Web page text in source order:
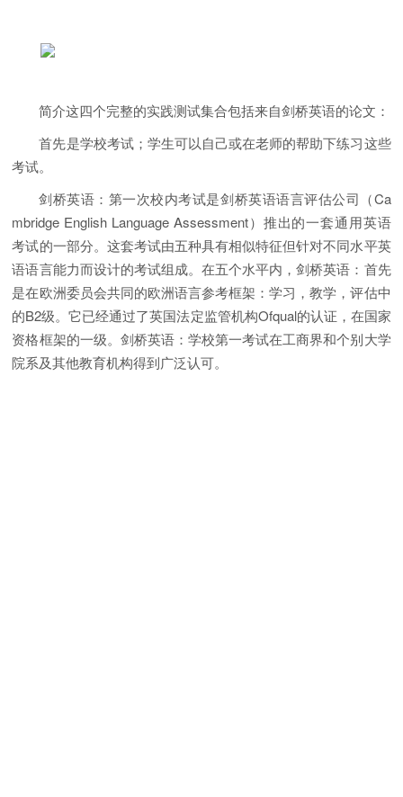
简介这四个完整的实践测试集合包括来自剑桥英语的论文：
首先是学校考试；学生可以自己或在老师的帮助下练习这些
考试。
剑桥英语：第一次校内考试是剑桥英语语言评估公司（Ca
mbridge English Language Assessment）推出的一套通用英语
考试的一部分。这套考试由五种具有相似特征但针对不同水平英
语语言能力而设计的考试组成。在五个水平内，剑桥英语：首先
是在欧洲委员会共同的欧洲语言参考框架：学习，教学，评估中
的B2级。它已经通过了英国法定监管机构Ofqual的认证，在国家
资格框架的一级。剑桥英语：学校第一考试在工商界和个别大学
院系及其他教育机构得到广泛认可。